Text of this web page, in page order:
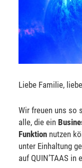
Liebe Familie,
Wir freuen uns so
alle, die ein
Funktion nutzen
unter Einhaltung
auf QUIN’TAAS